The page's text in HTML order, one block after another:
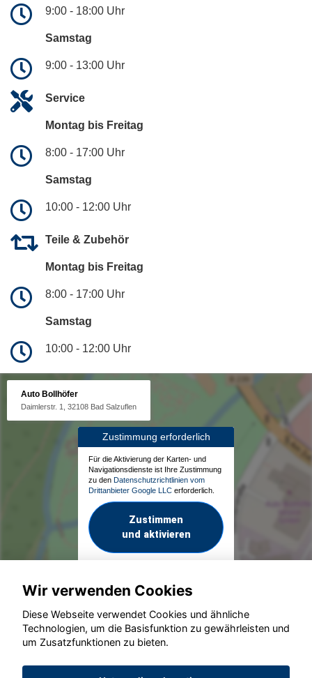
9:00 - 18:00 Uhr
Samstag
9:00 - 13:00 Uhr
Service
Montag bis Freitag
8:00 - 17:00 Uhr
Samstag
10:00 - 12:00 Uhr
Teile & Zubehör
Montag bis Freitag
8:00 - 17:00 Uhr
Samstag
10:00 - 12:00 Uhr
Auto Bollhöfer
Daimlerstr. 1, 32108 Bad Salzuflen
Zustimmung erforderlich
Für die Aktivierung der Karten- und
Navigationsdienste ist Ihre Zustimmung
zu den Datenschutzrichtlinien vom
Drittanbieter Google LLC erforderlich.
Zustimmen
und aktivieren
© konjunkturmotor.de GmbH 2020 - 2026
Wir verwenden Cookies
Diese Webseite verwendet Cookies und ähnliche
Technologien, um die Basisfunktion zu gewährleisten und
um Zusatzfunktionen zu bieten.